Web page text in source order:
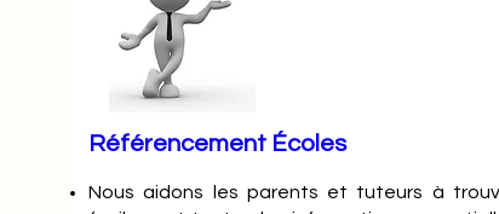
Référencement Écoles
Nousaidons les parents et tuteurs à